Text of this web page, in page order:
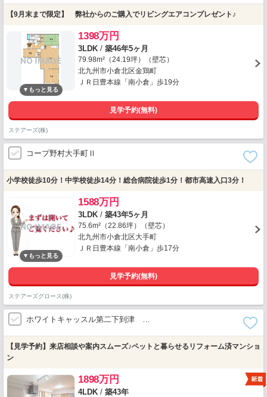
【9月末まで限定】 弊社からのご購入でリビングエアコンプレゼント♪
1398万円
3LDK / 築46年5ヶ月
79.98m²（24.19坪）（壁芯）
北九州市小倉北区金鶏町
ＪＲ日豊本線「南小倉」歩19分
見学予約(無料)
ステアーズ(株)
コープ野村大手町Ⅱ
小学校徒歩10分！中学校徒歩14分！総合病院徒歩1分！都市高速入口3分！
1588万円
3LDK / 築43年5ヶ月
75.6m²（22.86坪）（壁芯）
北九州市小倉北区大手町
ＪＲ日豊本線「南小倉」歩17分
見学予約(無料)
ステアーズグロース(株)
ホワイトキャッスル第二下到津 …
【見学予約】来店相談や案内スムーズ♪ペットと暮らせるリフォーム済マンショ
ン
1898万円
4LDK / 築43年